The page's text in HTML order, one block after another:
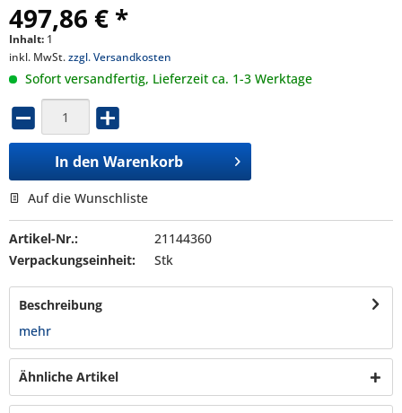
497,86 € *
Inhalt: 1
inkl. MwSt.zzgl. Versandkosten
Sofort versandfertig, Lieferzeit ca. 1-3 Werktage
In den Warenkorb
Auf die Wunschliste
Artikel-Nr.:
21144360
Verpackungseinheit:
Stk
Beschreibung
mehr
Ähnliche Artikel